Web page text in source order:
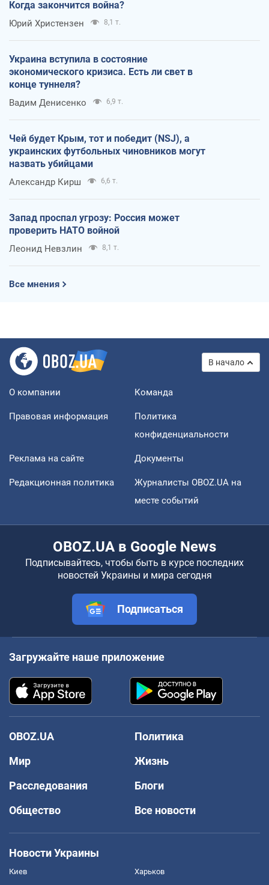
Когда закончится война?
Юрий Христензен 8,1 т.
Украина вступила в состояние
экономического кризиса. Есть ли свет в
конце туннеля?
Вадим Денисенко 6,9 т.
Чей будет Крым, тот и победит (NSJ), а
украинских футбольных чиновников могут
назвать убийцами
Александр Кирш 6,6 т.
Запад проспал угрозу: Россия может
проверить НАТО войной
Леонид Невзлин 8,1 т.
Все мнения
В начало
О компании Команда
Правовая информация
Политика
конфиденциальности
Реклама на сайте Документы
Редакционная политика
Журналисты OBOZ.UA на
месте событий
OBOZ.UA в Google News
Подписывайтесь, чтобы быть в курсе последних
новостей Украины и мира сегодня
Подписаться
Загружайте наше приложение
OBOZ.UA
Политика
Мир
Жизнь
Расследования
Блоги
Общество
Все новости
Новости Украины
Киев Харьков